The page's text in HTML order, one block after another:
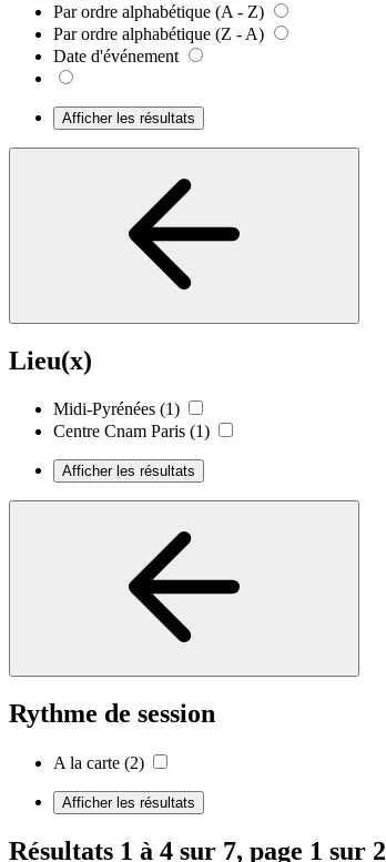
Par ordre alphabétique (A - Z)
Par ordre alphabétique (Z - A)
Date d'événement
Afficher les résultats
Lieu(x)
Midi-Pyrénées (1)
Centre Cnam Paris (1)
Afficher les résultats
Rythme de session
A la carte (2)
Afficher les résultats
Résultats 1 à 4 sur 7, page 1 sur 2